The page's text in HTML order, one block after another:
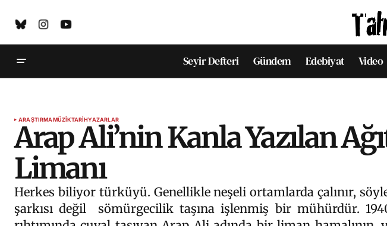
Seyir Defteri Gündem Edebiyat Video
ARAŞTIRMAMÜZIKTARIHYAZARLAR
Arap Ali’nin Kanla Yazılan
Limanı
Herkes biliyor türküyü. Genellikle neşeli ortamlarda çalınır,
şarkısı değil sömürgecilik taşına işlenmiş bir mühürdür.